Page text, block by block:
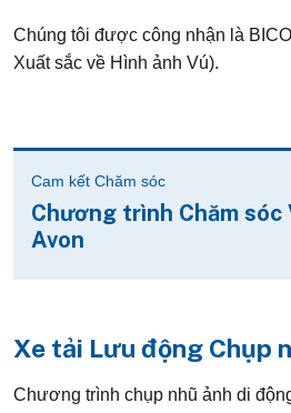
Chúng tôi được công nhận là
Xuất sắc về Hình ảnh Vú).
Cam kết Chăm sóc
Chương trình Chăm sóc
Avon
Xe tải Lưu động Chụp
Chương trình chụp nhũ ảnh di